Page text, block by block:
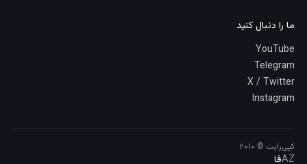
ما را دنبال کنید
YouTube
Telegram
X / Twitter
Instagram
کپی‌رایت © ۲۰۱۰
AZفا